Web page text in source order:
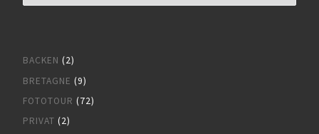
BACKEN (2)
BRETAGNE (9)
FOTOTOUR (72)
PRIVAT (2)